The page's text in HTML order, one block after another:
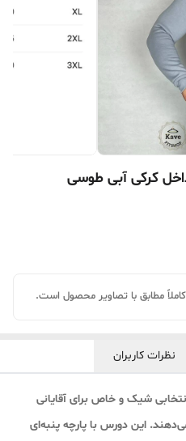
کرکی آبی طوسی
مطابق با تصاویر محصول است.
نظرات کاربران
شیک و خاص برای آقایانی
این دورس با پارچه پنبه‌ای